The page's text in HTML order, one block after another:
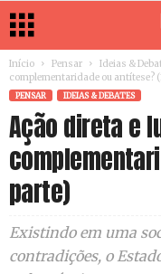
Início Pensar Ideias &
complementaridade ou antítese?
PENSAR IDEIAS & DEBATES
Ação direta e
parte)
Existindo em uma
contradições, o